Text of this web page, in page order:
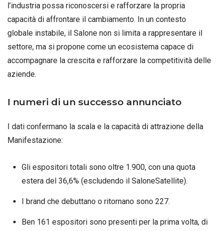
l’industria possa riconoscersi e rafforzare la propria
capacità di affrontare il cambiamento. In un contesto
globale instabile, il Salone non si limita a rappresentare il
settore, ma si propone come un ecosistema capace di
accompagnare la crescita e rafforzare la competitività delle
aziende.
I numeri di un successo annunciato
I dati confermano la scala e la capacità di attrazione della
Manifestazione:
Gli espositori totali sono oltre 1.900, con una quota
estera del 36,6% (escludendo il SaloneSatellite).
I brand che debuttano o ritornano sono 227.
Ben 161 espositori sono presenti per la prima volta, di